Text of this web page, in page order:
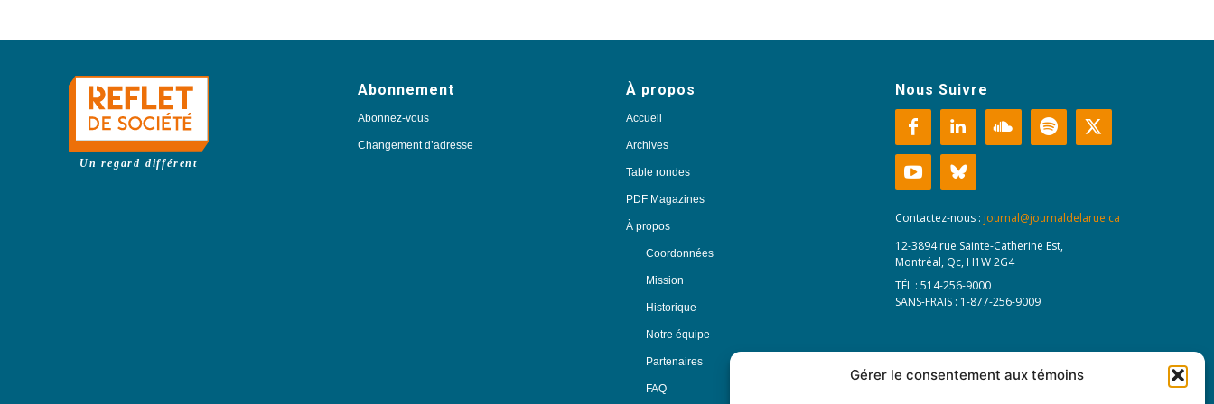
Gérer le consentement aux témoins
Un regard différent
Abonnement
Abonnez-vous
Changement d’adresse
À propos
Accueil
Archives
Table rondes
PDF Magazines
À propos
Coordonnées
Mission
Historique
Notre équipe
Partenaires
FAQ
Nous Suivre
Contactez-nous : journal@journaldelarue.ca
12-3894 rue Sainte-Catherine Est,
Montréal, Qc, H1W 2G4
TÉL : 514-256-9000
SANS-FRAIS : 1-877-256-9009